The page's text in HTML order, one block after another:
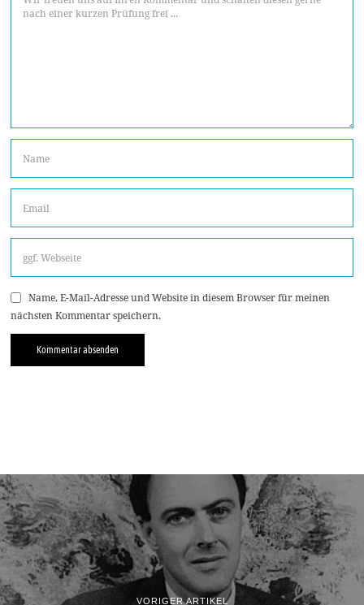
Name, E-Mail-Adresse und Website in diesem Browser für meinen
nächsten Kommentar speichern.
VORIGER ARTIKEL